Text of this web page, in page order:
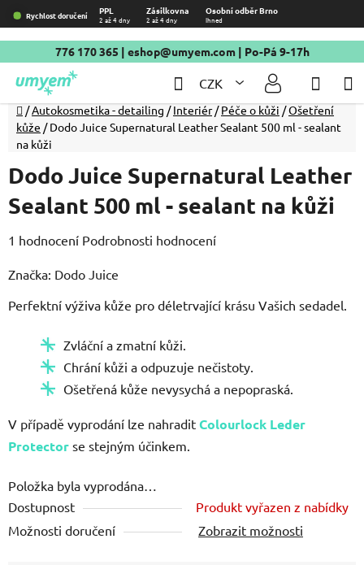
Přejít
na
obsah
Rychlost doručení PPL Zásilkovna Osobní odběr Brno
2 až 4 dny 2 až 4 dny Ihned
776 170 365 | eshop@umyem.com| Po-Pá 9-17h
CZK
Hledat
Domů
/Autokosmetika - detailing / Interiér / Péče o kůži /Ošetření
kůže / Dodo Juice Supernatural Leather Sealant 500 ml - sealant
na kůži
Perfektní výživa kůže pro déletrvající krásu Vašich sedadel.
Zvláční a zmatní kůži.
Chrání kůži a odpuzuje nečistoty.
Ošetřená kůže nevysychá a nepopraská.
V případě vyprodání lze nahradit Colourlock Leder
Protector se stejným účinkem.
Položka byla vyprodána…
Dostupnost
Produkt vyřazen z nabídky
Možnosti doručení
Zobrazit možnosti
Dodo Juice Supernatural Leather
Sealant 500 ml - sealant na kůži
Průměrné
produktu
je
hvězdiček.
1 hodnocení Podrobnosti hodnocení
Značka: Dodo Juice